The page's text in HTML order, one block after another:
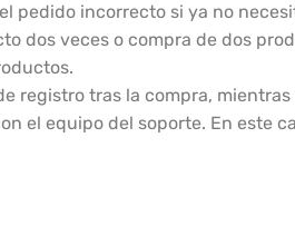
pedido incorrecto si ya no
dos veces o compra de dos
registro tras la compra,
el equipo del soporte. En este